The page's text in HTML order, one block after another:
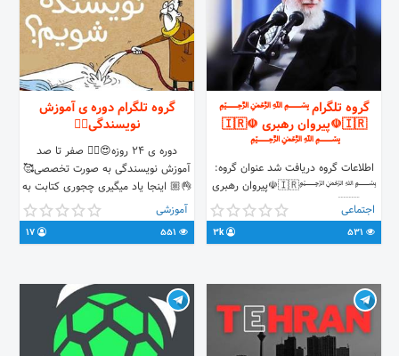
گروه تلگرام ﷽
🇮🇷☫پیروان رهبری ☫🇮🇷
﷽
اطلاعات گروه دریافت شد عنوان گروه:
﷽🇮🇷☫پیروان رهبری
☫🇮🇷﷽ توضیحات
گروه: 🔺بسم الله الرحمن الرحیم🔺
🇮🇷پايگاه اطلاع رسانی دفترحفظ و نشر
مردمی 02166460074 🇮🇷اطلاع از
جدیدترین اخبار درباره رهبر انقلاب و
گزیده اخبار مهم انقلابی و سیاسی
اجتماعی
3k
گروه تلگرام دوره ی آموزش
نویسندگی✍🏻
دوره ی ۲۴ روزه😍👌🏼 صفر تا صد
آموزش نویسندگی به صورت تخصصی🥰
👌🏼 اینجا یاد میگیری چجوری کتابت به
چاپ برسه😍
آموزشی